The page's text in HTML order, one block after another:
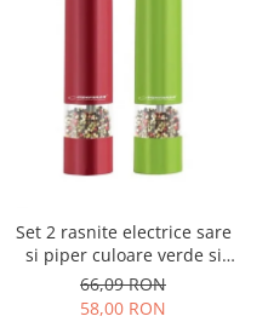
Set 2 rasnite electrice sare
si piper culoare verde si
rosu EKP001VR
66,09 RON
58,00 RON